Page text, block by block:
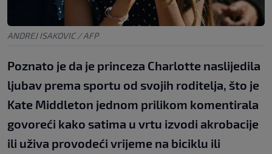
ANDREJ ISAKOVIC / AFP
Poznato je da je princeza Charlotte naslijedila
ljubav prema sportu od svojih roditelja, što je
Kate Middleton jednom prilikom komentirala
govoreći kako satima u vrtu izvodi akrobacije
ili uživa provodeći vrijeme na biciklu ili